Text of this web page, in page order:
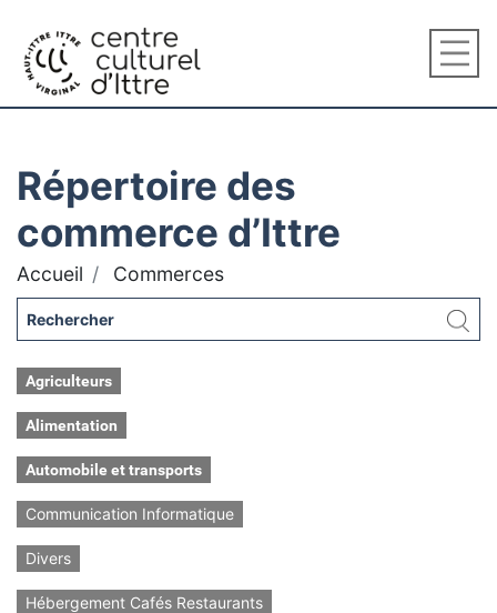
Répertoire des
commerce d’Ittre
Accueil Commerces
Agriculteurs
Alimentation
Automobile et transports
Communication Informatique
Divers
Hébergement Cafés Restaurants